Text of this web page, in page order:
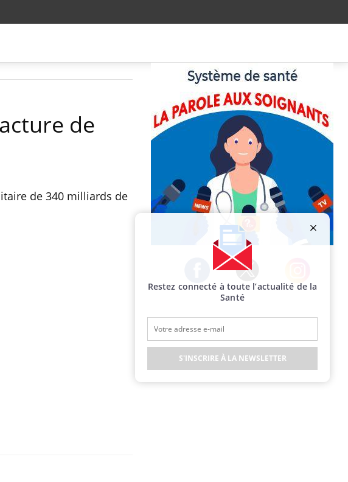
de
de 340 milliards de
Facebook Twitter Instagram
Restez connecté à toute l’actualité de la
Santé
S'INSCRIRE À LA NEWSLETTER